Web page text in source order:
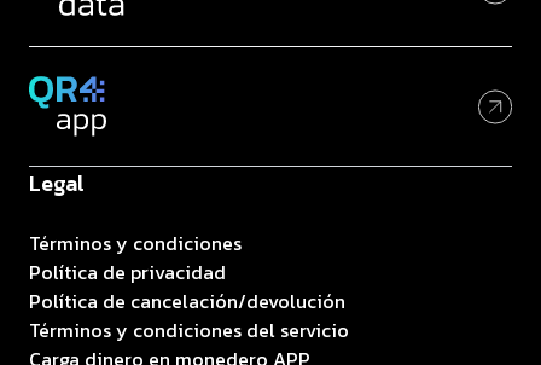
Legal
Términos y condiciones
Política de privacidad
Política de cancelación/devolución
Términos y condiciones del servicio
Carga dinero en monedero APP